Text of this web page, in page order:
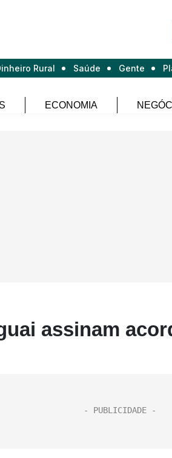
Rural Saúde Gente
ECONOMIA
assinam